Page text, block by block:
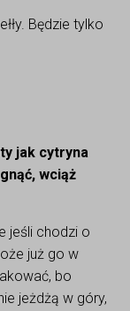
Będzie tylko
jak cytryna
wciąż
jeśli chodzi o
już go w
bo
jeżdżą w góry,